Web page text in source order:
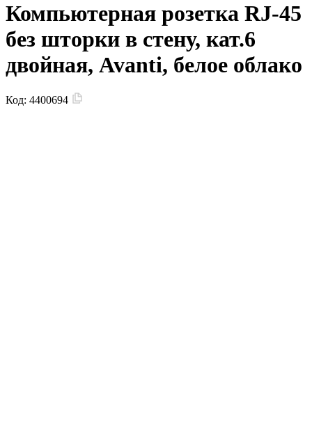
Компьютерная розетка RJ-45
без шторки в стену, кат.6
двойная, Avanti, белое облако
Код: 4400694